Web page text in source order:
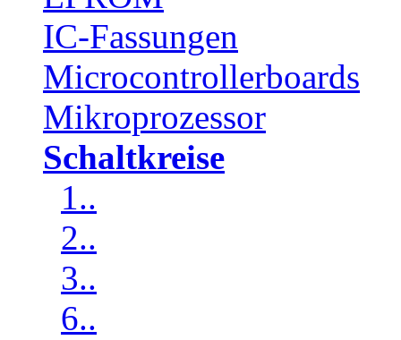
IC-Fassungen
Microcontrollerboards
Mikroprozessor
Schaltkreise
1..
2..
3..
6..